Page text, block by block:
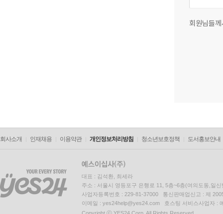
회원님들
회사소개 인재채용 이용약관 개인정보처리방침 청소년보호정책 도서홍보안내
대표 : 김석환, 최세라
주소 : 서울시 영등포구 은행로 11, 5층~6층(여의도동,일신
사업자등록번호 : 229-81-37000 통신판매업신고 : 제
이메일 : yes24help@yes24.com 호스팅 서비스사업자 :